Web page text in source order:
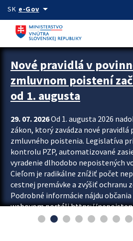
Preskocit na hlavný obsah
SK e-Govarrow_drop_down
Zastavit automatický posun upútavok
Nové pravidlá v
zmluvnom poistení
od 1. augusta
29. 07. 2026Od 1. augusta 2026
zákon, ktorý zavádza nové pravidlá
zmluvného poistenia. Legislatíva
kontrolu PZP, automatizované
vyradenie dlhodobo nepoistených
Cieľom je radikálne znížiť počet
cestnej premávke a zvýšiť ochranu
Podrobné informácie nájdu
webovom portáli https://
ktorom od augusta pribudne aj